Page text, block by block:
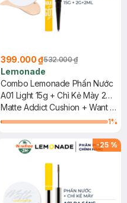
399.000 ₫532.000 ₫
Lemonade
Combo Lemonade Phấn Nước
A01 Light 15g + Chì Kẻ Mày 2
Đầu 02 Nâu Sáng 2g+2ml
Matte Addict Cushion + Want It
Got It Dual Eyebrow #02
1%
-25 %